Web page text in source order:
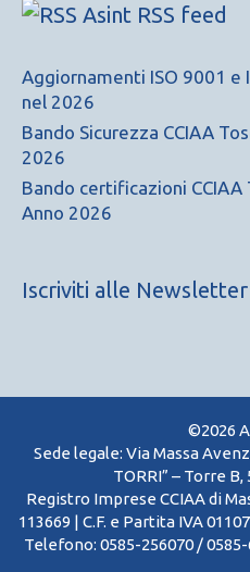
Asint RSS feed
Aggiornamenti ISO 9001 e
nel 2026
Bando Sicurezza CCIAA
2026
Bando certificazioni
Anno 2026
Iscriviti alle Newsletter
©2026
Sede legale: Via Massa
TORRI” – Torre B,
Registro Imprese CCIAA di
113669 | C.F. e Partita IVA
Telefono: 0585-256070 /